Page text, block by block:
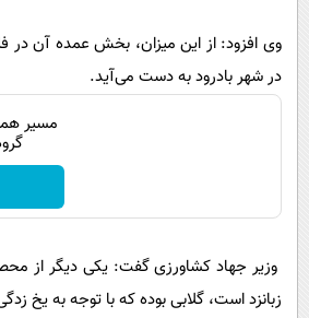
حیات وحش
وی افزود: از این میزان، بخش عمده آن
در شهر بادرود به دست می‌آید.
مسیر
وزیر جهاد کشاورزی گفت: یکی دیگر از
زبانزد است، گلابی بوده که با توجه به یخ